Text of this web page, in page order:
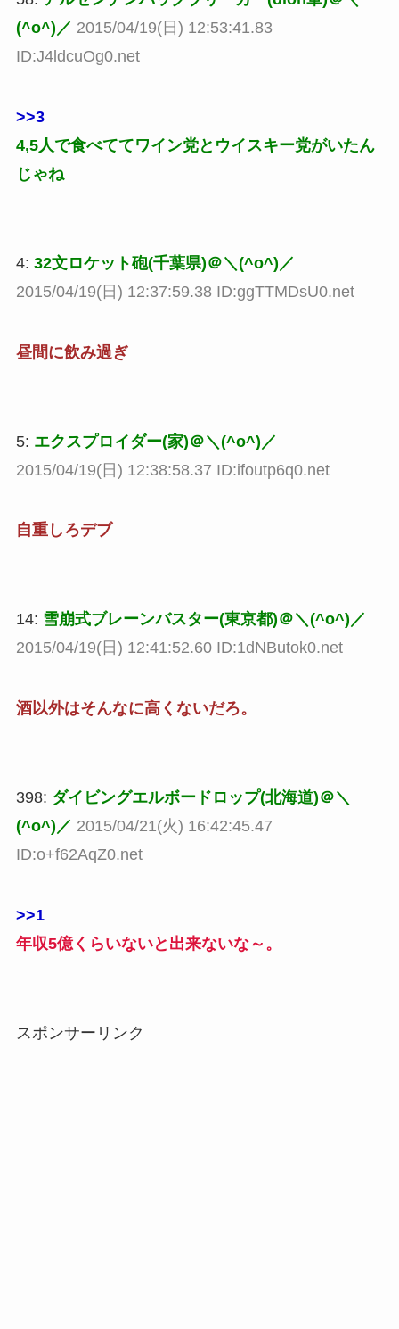
(^o^)／ 2015/04/19(日) 12:53:41.83
ID:J4ldcuOg0.net
>>3
4,5人で食べててワイン党とウイスキー党がいたん
じゃね
4: 32文ロケット砲(千葉県)＠＼(^o^)／
2015/04/19(日) 12:37:59.38 ID:ggTTMDsU0.net
昼間に飲み過ぎ
5: エクスプロイダー(家)＠＼(^o^)／
2015/04/19(日) 12:38:58.37 ID:ifoutp6q0.net
自重しろデブ
14: 雪崩式ブレーンバスター(東京都)＠＼(^o^)／
2015/04/19(日) 12:41:52.60 ID:1dNButok0.net
酒以外はそんなに高くないだろ。
398: ダイビングエルボードロップ(北海道)＠＼
(^o^)／ 2015/04/21(火) 16:42:45.47
ID:o+f62AqZ0.net
>>1
年収5億くらいないと出来ないな～。
スポンサーリンク